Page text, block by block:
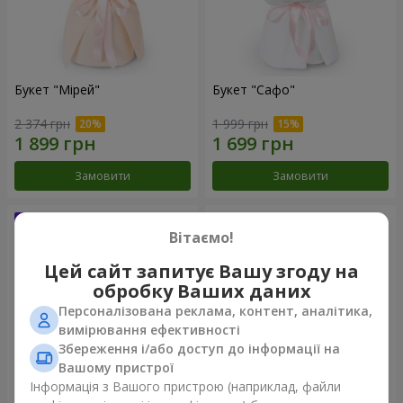
Букет "Мірей"
2 374 грн
Замовити
Букет "Сафо"
1 999 грн
Замовити
Вітаємо!
Цей сайт запитує Вашу згоду на
обробку Ваших даних
Персоналізована реклама, контент, аналітика,
вимірювання ефективності
Збереження і/або доступ до інформації на
Вашому пристрої
Інформація з Вашого пристрою (наприклад, файли